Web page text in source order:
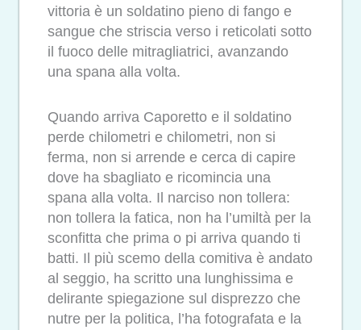
vittoria è un soldatino pieno di fango e
sangue che striscia verso i reticolati sotto
il fuoco delle mitragliatrici, avanzando
una spana alla volta.
Quando arriva Caporetto e il soldatino
perde chilometri e chilometri, non si
ferma, non si arrende e cerca di capire
dove ha sbagliato e ricomincia una
spana alla volta. Il narciso non tollera:
non tollera la fatica, non ha l’umiltà per la
sconfitta che prima o pi arriva quando ti
batti. Il più scemo della comitiva è andato
al seggio, ha scritto una lunghissima e
delirante spiegazione sul disprezzo che
nutre per la politica, l’ha fotografata e la